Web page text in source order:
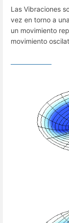
Las Vibraciones
vez en torno a
un movimiento
movimiento